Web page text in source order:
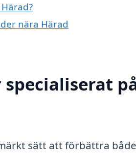
nära Härad
sätt att förbättra